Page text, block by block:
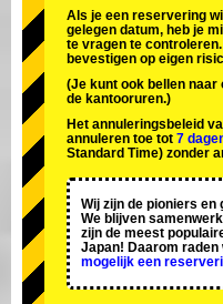
Als je een reservering
gelegen datum, heb je
te vragen te
bevestigen op eigen
(Je kunt ook bellen
de kantooruren.)
Het annuleringsbeleid
annuleren toe tot 7
Standard Time) zonder
Wij zijn de pioniers en
We blijven
zijn de meest
Japan! Daarom raden
mogelijk een